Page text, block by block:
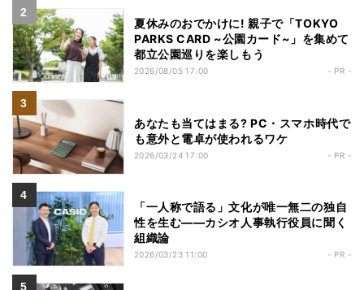
夏休みのおでかけに! 親子で「TOKYO
PARKS CARD ~公園カード~」を集めて
都立公園巡りを楽しもう
2026/08/05 17:00 - PR -
あなたも当てはまる? PC・スマホ時代で
も意外と電卓が使われるワケ
2026/03/24 17:00 - PR -
「一人称で語る」文化が唯一無二の独自
性を生む――カシオ人事執行役員に聞く
組織論
2026/03/23 11:00 - PR -